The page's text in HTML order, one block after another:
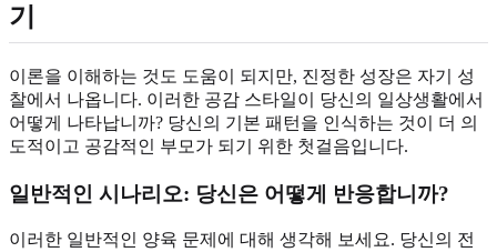
기
이론을 이해하는 것도 도움이 되지만, 진정한 성장은 자기 성
찰에서 나옵니다. 이러한 공감 스타일이 당신의 일상생활에서
어떻게 나타납니까? 당신의 기본 패턴을 인식하는 것이 더 의
도적이고 공감적인 부모가 되기 위한 첫걸음입니다.
일반적인 시나리오: 당신은 어떻게 반응합니까?
이러한 일반적인 양육 문제에 대해 생각해 보세요. 당신의 전